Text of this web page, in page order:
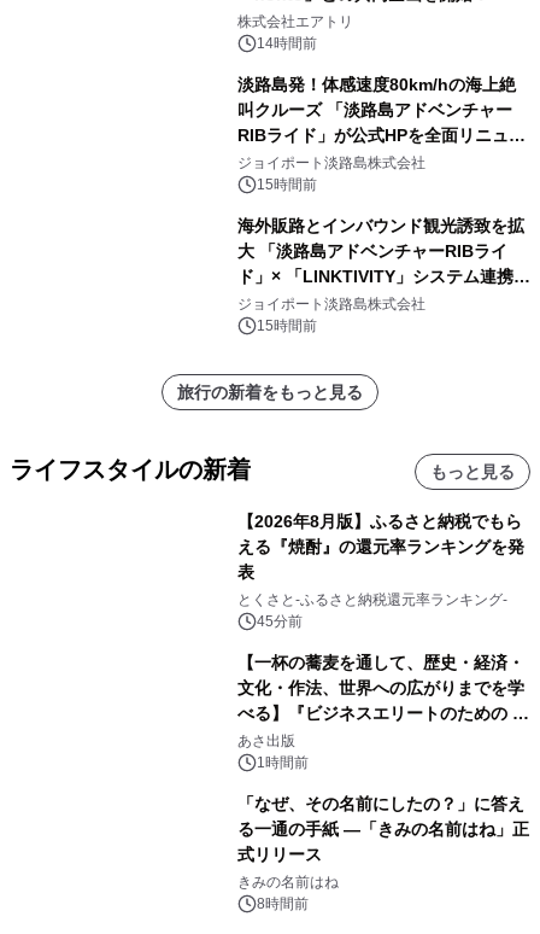
株式会社エアトリ
14時間前
淡路島発！体感速度80km/hの海上絶
叫クルーズ 「淡路島アドベンチャー
RIBライド」が公式HPを全面リニュー
アル！ ～スマホで即予約完了の「スマ
ート設計」へ刷新～
ジョイポート淡路島株式会社
15時間前
海外販路とインバウンド観光誘致を拡
大 「淡路島アドベンチャーRIBライ
ド」× 「LINKTIVITY」システム連携を
開始！
ジョイポート淡路島株式会社
15時間前
旅行の新着をもっと見る
ライフスタイルの新着 もっと見る
【2026年8月版】ふるさと納税でもら
える『焼酎』の還元率ランキングを発
表
とくさと-ふるさと納税還元率ランキング-
45分前
【一杯の蕎麦を通して、歴史・経済・
文化・作法、世界への広がりまでを学
べる】『ビジネスエリートのための 教
養としての蕎麦』2026年8月25日
（火）発売
あさ出版
1時間前
「なぜ、その名前にしたの？」に答え
る一通の手紙 ―「きみの名前はね」正
式リリース
きみの名前はね
8時間前